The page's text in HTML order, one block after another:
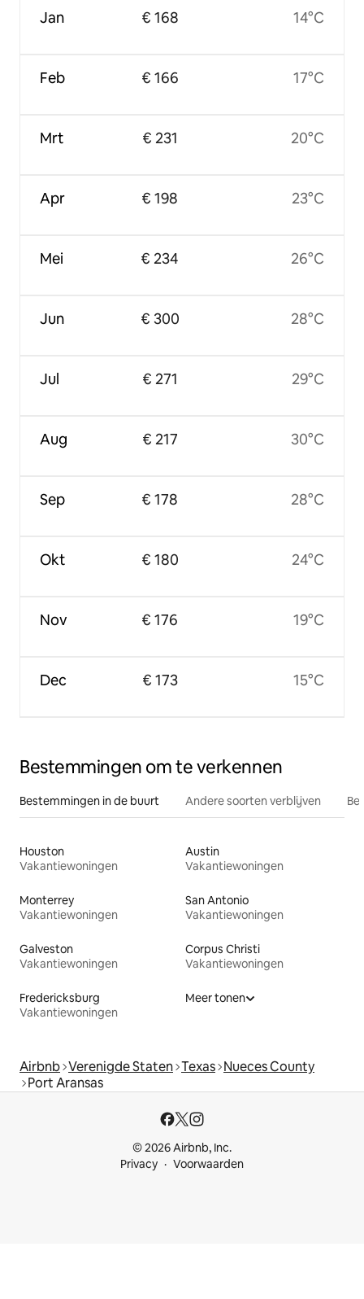
Jan
Feb
Mrt
Apr
Mei
Jun
Jul
Aug
Sep
Okt
Nov
Dec
€ 168
€ 166
€ 231
€ 198
€ 234
€ 300
€ 271
€ 217
€ 178
€ 180
€ 176
€ 173
14°C
17°C
20°C
23°C
26°C
28°C
29°C
30°C
28°C
24°C
19°C
15°C
Bestemmingen om te verkennen
Bestemmingen in de buurt Andere soorten verblijven
Houston
Vakantiewoningen
Austin
Vakantiewoningen
Monterrey
Vakantiewoningen
San Antonio
Vakantiewoningen
Galveston
Vakantiewoningen
Corpus Christi
Vakantiewoningen
Fredericksburg
Vakantiewoningen
Meer tonen
Airbnb Verenigde Staten Texas Nueces County
Port Aransas
© 2026 Airbnb, Inc.
Privacy
Voorwaarden